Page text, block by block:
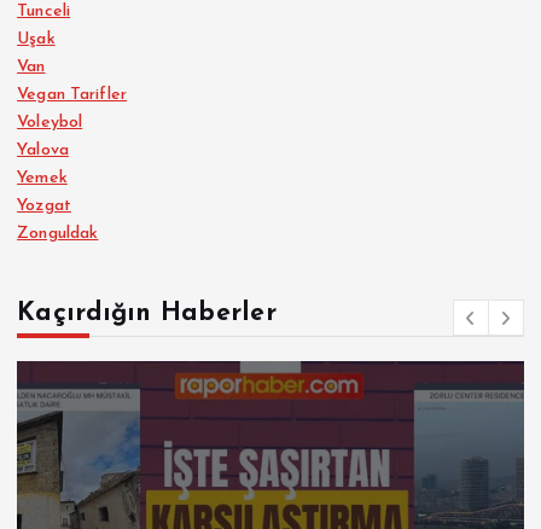
Tunceli
Uşak
Van
Vegan Tarifler
Voleybol
Yalova
Yemek
Yozgat
Zonguldak
Kaçırdığın Haberler